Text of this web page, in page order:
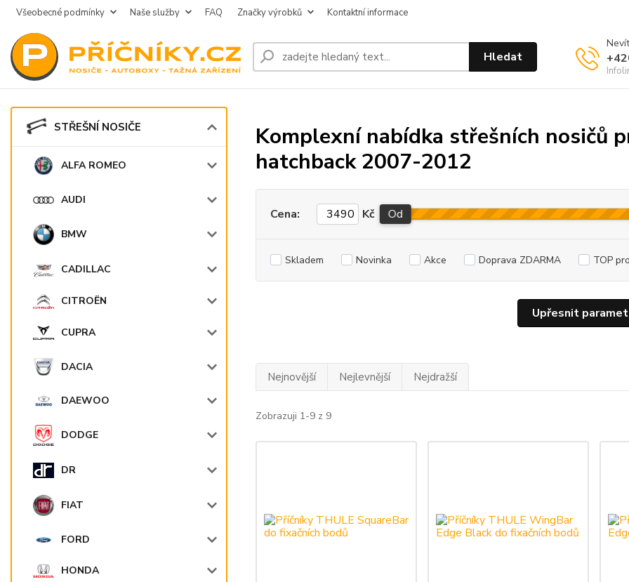
Všeobecné podmínky Naše služby FAQ Značky výrobků Kontaktní informace
Hledat
STŘEŠNÍ NOSIČE
ALFA ROMEO
AUDI
BMW
CADILLAC
CITROËN
CUPRA
DACIA
DAEWOO
DODGE
DR
FIAT
FORD
HONDA
Komplexní nabídka střešních nosičů
hatchback 2007-2012
Upřesnit
Cena: Kč Od
Skladem Novinka Akce Doprava ZDARMA TOP
Nejnovější Nejlevnější Nejdražší
Zobrazuji 1-9 z 9